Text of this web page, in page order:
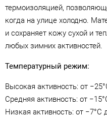
термоизоляцией,
когда на улице холодно.
и сохраняет кожу сухой и
любых зимних активностей.
Температурный режим:
Высокая активность: от
Средняя активность: от
Низкая активность: от −7°C